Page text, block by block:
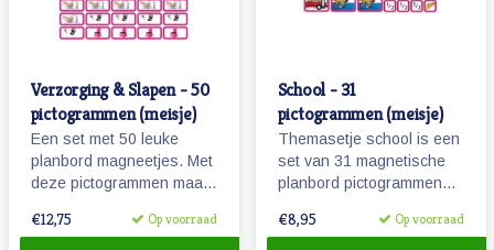
Verzorging & Slapen - 50
pictogrammen (meisje)
Een set met 50 leuke
planbord magneetjes. Met
deze pictogrammen maakt
ochtendritueel inzichtelijk
€12,75 Op voorraad
School - 31
pictogrammen (meisje)
Themasetje school is een
set van 31 magnetische
planbord pictogrammen
o.a. school, overblijven en
€8,95 Op voorraad